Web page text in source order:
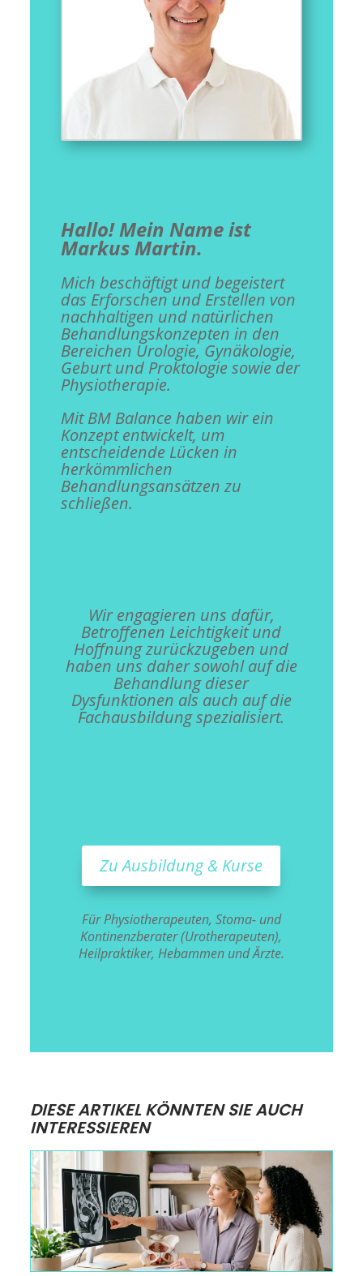
Hallo! Mein Name ist
Markus Martin.
Mich beschäftigt und begeistert
das Erforschen und Erstellen von
nachhaltigen und natürlichen
Behandlungskonzepten in den
Bereichen Urologie, Gynäkologie,
Geburt und Proktologie sowie der
Physiotherapie.
Mit BM Balance haben wir ein
Konzept entwickelt, um
entscheidende Lücken in
herkömmlichen
Behandlungsansätzen zu
schließen.
Wir engagieren uns dafür,
Betroffenen Leichtigkeit und
Hoffnung zurückzugeben und
haben uns daher sowohl auf die
Behandlung dieser
Dysfunktionen als auch auf die
Fachausbildung spezialisiert.
Zu Ausbildung & Kurse
Für Physiotherapeuten, Stoma- und
Kontinenzberater (Urotherapeuten),
Heilpraktiker, Hebammen und Ärzte.
DIESE ARTIKEL KÖNNTEN SIE AUCH
INTERESSIEREN